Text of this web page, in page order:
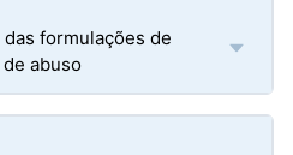
formulações de
abuso